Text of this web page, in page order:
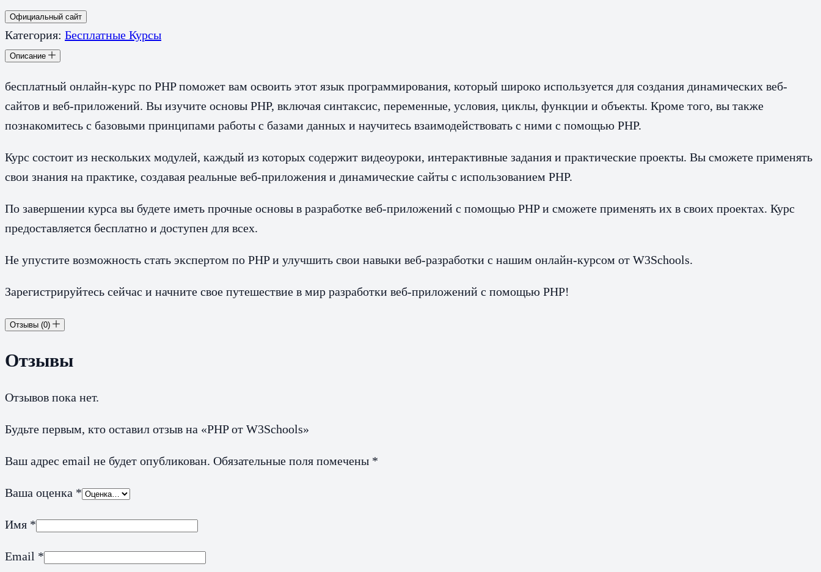
Официальный сайт
Категория: Бесплатные Курсы
Описание
бесплатный онлайн-курс по PHP поможет вам освоить этот язык программирования, который широко используется для создания динамических веб-
сайтов и веб-приложений. Вы изучите основы PHP, включая синтаксис, переменные, условия, циклы, функции и объекты. Кроме того, вы также
познакомитесь с базовыми принципами работы с базами данных и научитесь взаимодействовать с ними с помощью PHP.
Курс состоит из нескольких модулей, каждый из которых содержит видеоуроки, интерактивные задания и практические проекты. Вы сможете применять
свои знания на практике, создавая реальные веб-приложения и динамические сайты с использованием PHP.
По завершении курса вы будете иметь прочные основы в разработке веб-приложений с помощью PHP и сможете применять их в своих проектах. Курс
предоставляется бесплатно и доступен для всех.
Не упустите возможность стать экспертом по PHP и улучшить свои навыки веб-разработки с нашим онлайн-курсом от W3Schools.
Зарегистрируйтесь сейчас и начните свое путешествие в мир разработки веб-приложений с помощью PHP!
Отзывы (0)
Отзывы
Отзывов пока нет.
Будьте первым, кто оставил отзыв на «PHP от W3Schools»
Ваш адрес email не будет опубликован. Обязательные поля помечены *
Ваша оценка *
Имя *
Email *